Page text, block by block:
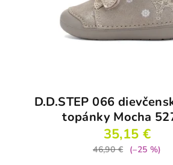
D.D.STEP 066
topánky Mocha
35,15 €
46,90 € (–25 %)